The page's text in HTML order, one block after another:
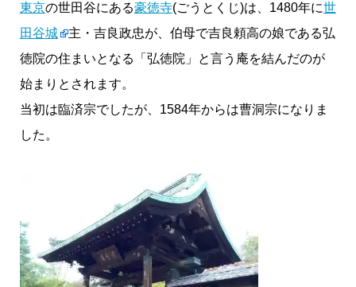
東京の世田谷にある豪徳寺(ごうとくじ)は、1480年に世
田谷城
主・吉良政忠が、伯母で吉良頼高の娘である弘
徳院の住まいとなる「弘徳院」と言う庵を結んだのが
始まりとされます。
当初は臨済宗でしたが、1584年からは曹洞宗になりま
した。